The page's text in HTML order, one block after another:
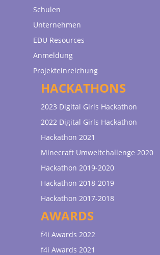
Schulen
Unternehmen
EDU Resources
Anmeldung
Projekteinreichung
HACKATHONS
2023 Digital Girls Hackathon
2022 Digital Girls Hackathon
Hackathon 2021
Minecraft Umweltchallenge 2020
Hackathon 2019-2020
Hackathon 2018-2019
Hackathon 2017-2018
AWARDS
f4i Awards 2022
f4i Awards 2021